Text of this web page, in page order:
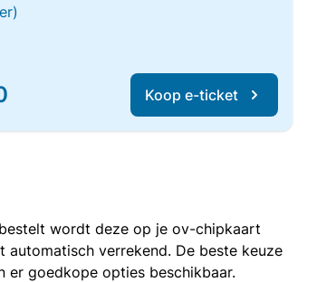
Koop e-ticket
wordt deze op je ov-chipkaart
verrekend. De beste keuze
er goedkope opties beschikbaar.